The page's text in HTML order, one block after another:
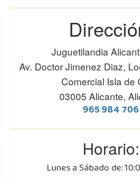
Juguetilandia
Av. Doctor Jimenez Diaz,
Comercial Isla de
03005 Alicante,
965 984 706
Horario:
Lunes a Sábado de: